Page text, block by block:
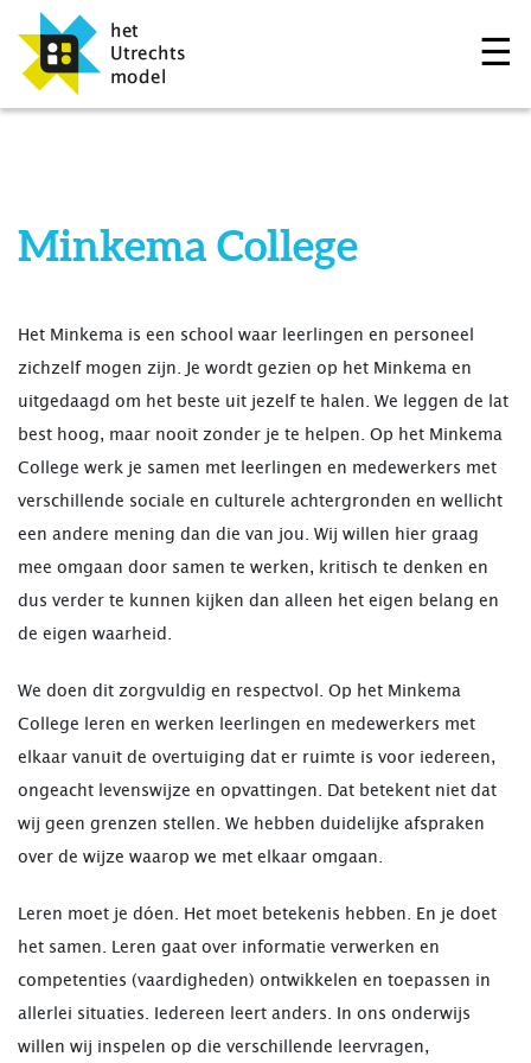
☰
Minkema College
Het Minkema is een school waar leerlingen en personeel
zichzelf mogen zijn. Je wordt gezien op het Minkema en
uitgedaagd om het beste uit jezelf te halen. We leggen de lat
best hoog, maar nooit zonder je te helpen. Op het Minkema
College werk je samen met leerlingen en medewerkers met
verschillende sociale en culturele achtergronden en wellicht
een andere mening dan die van jou. Wij willen hier graag
mee omgaan door samen te werken, kritisch te denken en
dus verder te kunnen kijken dan alleen het eigen belang en
de eigen waarheid.
We doen dit zorgvuldig en respectvol. Op het Minkema
College leren en werken leerlingen en medewerkers met
elkaar vanuit de overtuiging dat er ruimte is voor iedereen,
ongeacht levenswijze en opvattingen. Dat betekent niet dat
wij geen grenzen stellen. We hebben duidelijke afspraken
over de wijze waarop we met elkaar omgaan.
Leren moet je dóen. Het moet betekenis hebben. En je doet
het samen. Leren gaat over informatie verwerken en
competenties (vaardigheden) ontwikkelen en toepassen in
allerlei situaties. Iedereen leert anders. In ons onderwijs
willen wij inspelen op die verschillende leervragen,